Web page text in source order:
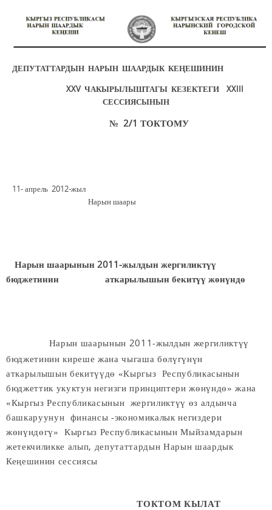
ДЕПУТАТТАРДЫН НАРЫН ШААРДЫК КЕҢЕШИНИН
XXV ЧАКЫРЫЛЫШТАГЫ КЕЗЕКТЕГИ XXIII
СЕССИЯСЫНЫН
№ 2/1 ТОКТОМУ
11- апрель 2012-жыл
Нарын шаары
Нарын шаарынын 2011-жылдын жергиликтүү
бюджетинин аткарылышын бекитүү жөнүндө
Нарын шаарынын 2011-жылдын жергиликтүү
бюджетинин киреше жана чыгаша бөлүгүнүн
аткарылышын бекитүүдө «Кыргыз Республикасынын
бюджеттик укуктун негизги принциптери жөнүндө» жана
«Кыргыз Республикасынын жергиликтүү өз алдынча
башкаруунун финансы -экономикалык негиздери
жөнүндөгү» Кыргыз Республикасынын Мыйзамдарын
жетекчиликке алып, депутаттардын Нарын шаардык
Кеңешинин сессиясы
ТОКТОМ КЫЛАТ